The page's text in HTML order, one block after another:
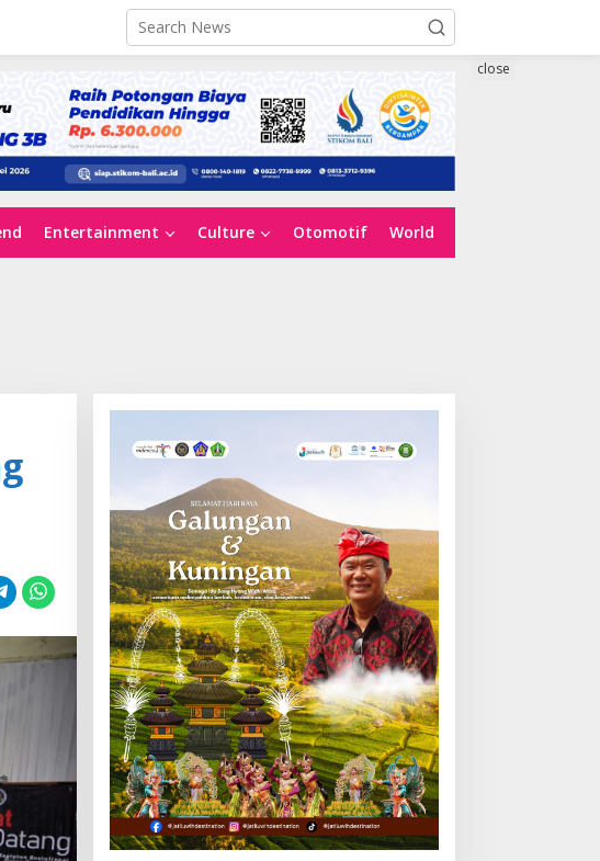
Entertainment Culture Otomotif World
close